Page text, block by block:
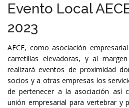
Evento Local
2023
AECE, como asociación
carretillas elevadoras, y al margen
realizará eventos de proximidad
socios y a otras empresas los
de pertenecer a la asociación así
unión empresarial para vertebrar y